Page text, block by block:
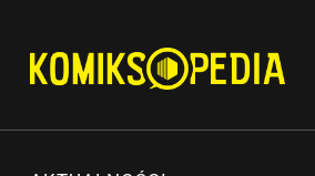
treści